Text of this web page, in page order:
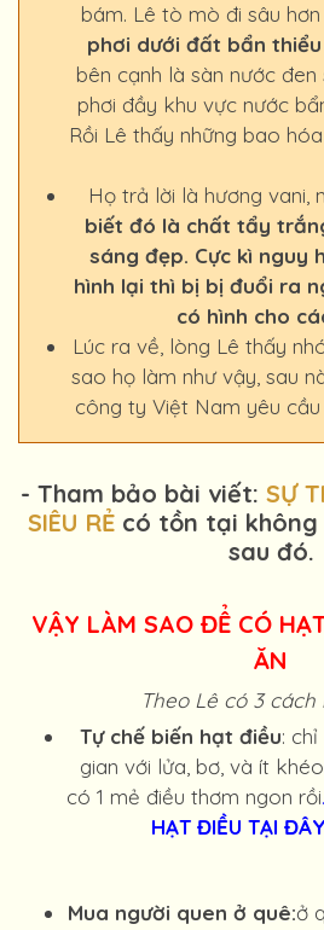
bám. Lê tò mò đi sâu
phơi dưới đất bẩn thiểu
bên cạnh là sàn nước
phơi đầy khu vực nước
Rồi Lê thấy những bao
Họ trả lời là hương vani,
biết đó là chất tẩy
sáng đẹp. Cực kì nguy
hình lại thì bị bị đuổi ra
có hình cho
Lúc ra về, lòng Lê thấy
sao họ làm như vậy, sau
công ty Việt Nam yêu
- Tham bảo bài viết: SỰ
SIÊU RẺcó tồn tại không
sau đó.
VẬY LÀM SAO ĐỂ CÓ
ĂN
Theo Lê có 3 cách
Tự chế biến hạt điều:
gian với lửa, bơ, và ít
có 1 mẻ điều thơm ngon rồi.
HẠT ĐIỀU TẠI
Mua người quen ở quê:ở